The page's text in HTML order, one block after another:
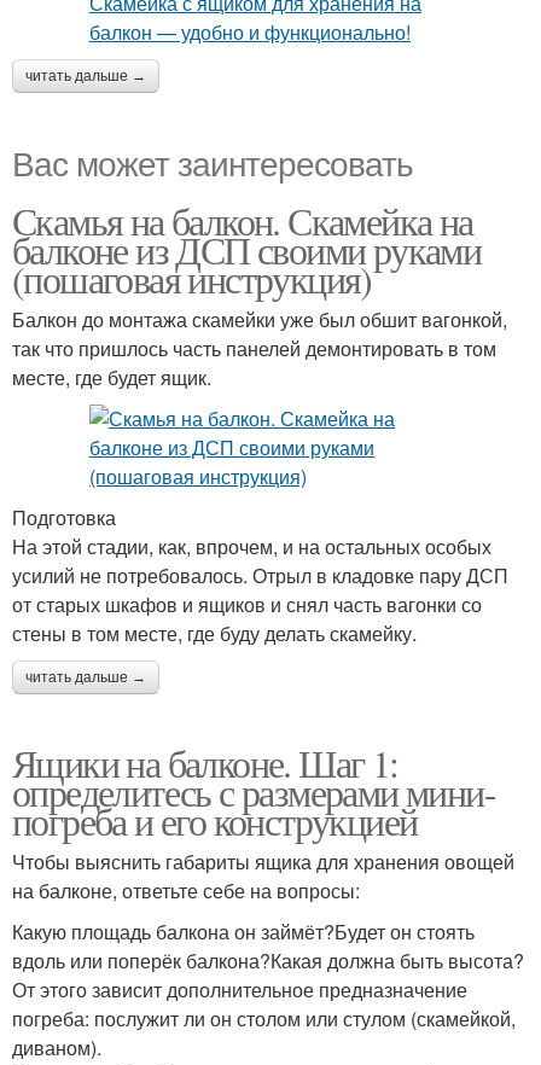
читать дальше →
Вас может заинтересовать
Скамья на балкон. Скамейка на
балконе из ДСП своими руками
(пошаговая инструкция)
Балкон до монтажа скамейки уже был обшит вагонкой,
так что пришлось часть панелей демонтировать в том
месте, где будет ящик.
Подготовка
На этой стадии, как, впрочем, и на остальных особых
усилий не потребовалось. Отрыл в кладовке пару ДСП
от старых шкафов и ящиков и снял часть вагонки со
стены в том месте, где буду делать скамейку.
читать дальше →
Ящики на балконе. Шаг 1:
определитесь с размерами мини-
погреба и его конструкцией
Чтобы выяснить габариты ящика для хранения овощей
на балконе, ответьте себе на вопросы:
Какую площадь балкона он займёт?Будет он стоять
вдоль или поперёк балкона?Какая должна быть высота?
От этого зависит дополнительное предназначение
погреба: послужит ли он столом или стулом (скамейкой,
диваном).